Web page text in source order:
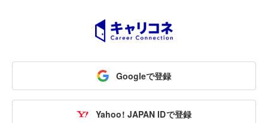
Googleで登録
Yahoo! JAPAN IDで登録